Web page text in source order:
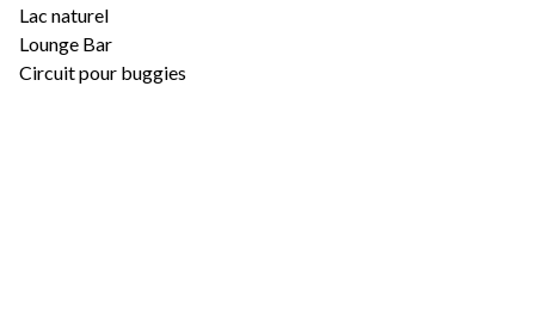
Lac naturel
Lounge Bar
Circuit pour buggies